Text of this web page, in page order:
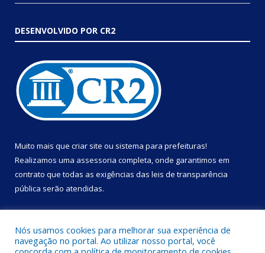
DESENVOLVIDO POR CR2
Muito mais que criar site ou sistema para prefeituras!
Realizamos uma assessoria completa, onde garantimos em
contrato que todas as exigências das leis de transparência
pública serão atendidas.
Nós usamos cookies para melhorar sua experiência de
navegação no portal. Ao utilizar nosso portal, você